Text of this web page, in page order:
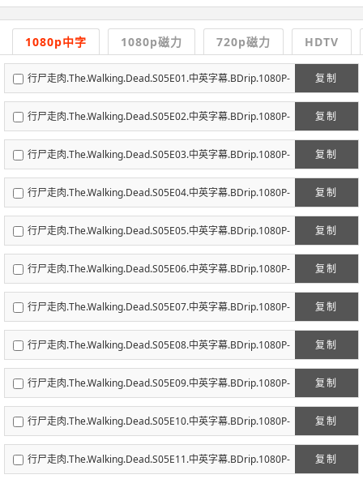
1080p中字 1080p磁力 720p磁力 HDTV
复制
行尸走肉.The.Walking.Dead.S05E01.中英字幕.BDrip.1080P-
人人影视.mp4
复制
行尸走肉.The.Walking.Dead.S05E02.中英字幕.BDrip.1080P-
人人影视.mp4
复制
行尸走肉.The.Walking.Dead.S05E03.中英字幕.BDrip.1080P-
人人影视.mp4
复制
行尸走肉.The.Walking.Dead.S05E04.中英字幕.BDrip.1080P-
人人影视.mp4
复制
行尸走肉.The.Walking.Dead.S05E05.中英字幕.BDrip.1080P-
人人影视.mp4
复制
行尸走肉.The.Walking.Dead.S05E06.中英字幕.BDrip.1080P-
人人影视.mp4
复制
行尸走肉.The.Walking.Dead.S05E07.中英字幕.BDrip.1080P-
人人影视.mp4
复制
行尸走肉.The.Walking.Dead.S05E08.中英字幕.BDrip.1080P-
人人影视.mp4
复制
行尸走肉.The.Walking.Dead.S05E09.中英字幕.BDrip.1080P-
人人影视.mp4
复制
行尸走肉.The.Walking.Dead.S05E10.中英字幕.BDrip.1080P-
人人影视.mp4
复制
行尸走肉.The.Walking.Dead.S05E11.中英字幕.BDrip.1080P-